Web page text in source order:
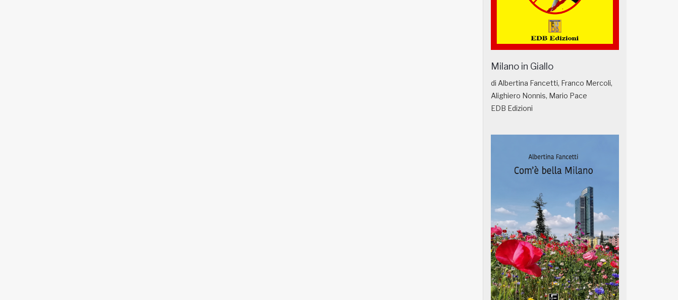
Milano in Giallo
di Albertina Fancetti, Franco Mercoli,
Alighiero Nonnis, Mario Pace
EDB Edizioni